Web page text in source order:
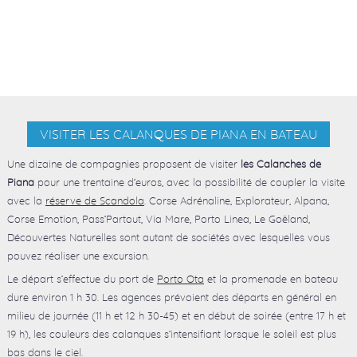
VISITER LES CALANQUES DE PIANA EN BATEAU
Une dizaine de compagnies proposent de visiter les Calanches de
Pianapour une trentaine d’euros, avec la possibilité de coupler la visite
avec la réserve de Scandola. Corse Adrénaline, Explorateur, Alpana,
Corse Emotion, Pass’Partout, Via Mare, Porto Linea, Le Goëland,
Découvertes Naturelles sont autant de sociétés avec lesquelles vous
pouvez réaliser une excursion.
Le départ s’effectue du port de Porto Ota et la promenade en bateau
dure environ 1 h 30. Les agences prévoient des départs en général en
milieu de journée (11 h et 12 h 30-45) et en début de soirée (entre 17 h et
19 h), les couleurs des calanques s’intensifiant lorsque le soleil est plus
bas dans le ciel.